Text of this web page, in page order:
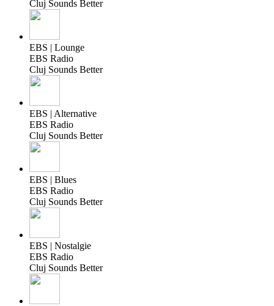
Cluj Sounds Better
EBS | Lounge
EBS Radio
Cluj Sounds Better
EBS | Alternative
EBS Radio
Cluj Sounds Better
EBS | Blues
EBS Radio
Cluj Sounds Better
EBS | Nostalgie
EBS Radio
Cluj Sounds Better